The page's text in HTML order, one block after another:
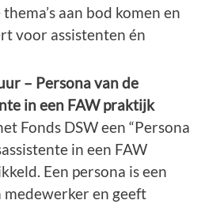
aan bod komen en
voor assistenten én
– Persona van de
in een FAW praktijk
Fonds DSW een “Persona
in een FAW
Een persona is een
medewerker en geeft